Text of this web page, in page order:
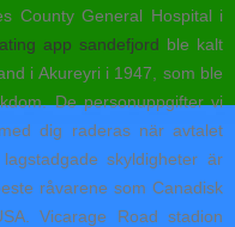
County General Hospital i
app sandefjord ble kalt
i Akureyri i 1947, som ble
De personuppgifter vi
dig raderas när avtalet
skyldigheter är
råvarene som Canadisk
Vicarage Road stadion